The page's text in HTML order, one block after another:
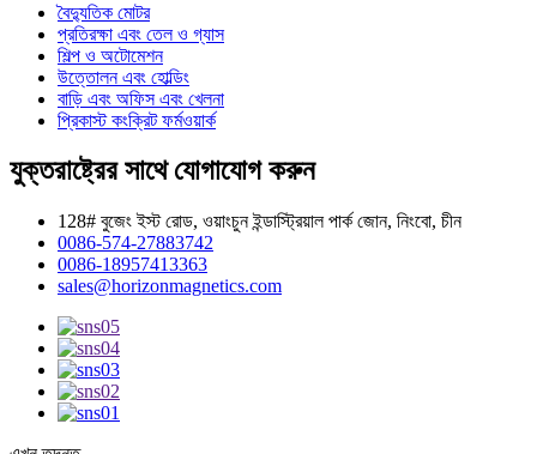
বৈদ্যুতিক মোটর
প্রতিরক্ষা এবং তেল ও গ্যাস
শিল্প ও অটোমেশন
উত্তোলন এবং হোল্ডিং
বাড়ি এবং অফিস এবং খেলনা
প্রিকাস্ট কংক্রিট ফর্মওয়ার্ক
যুক্তরাষ্ট্রের সাথে যোগাযোগ করুন
128# বুজেং ইস্ট রোড, ওয়াংচুন ইন্ডাস্ট্রিয়াল পার্ক জোন, নিংবো, চীন
0086-574-27883742
0086-18957413363
sales@horizonmagnetics.com